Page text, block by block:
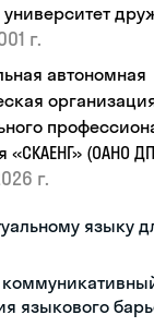
г.
автономная
«СКАЕНГ» (ОАНО
г.
языку
языкового